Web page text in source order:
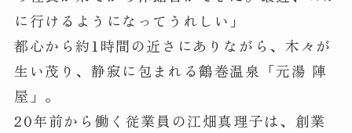
に行けるようになってうれしい」
都心から約1時間の近さにありながら、木々が
生い茂り、静寂に包まれる鶴巻温泉「元湯 陣
屋」。
20年前から働く従業員の江畑真理子は、創業